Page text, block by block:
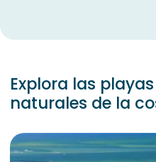
Explora las
naturales de la